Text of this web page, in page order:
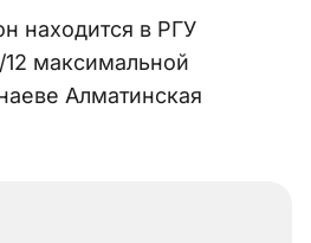
находится в РГУ
максимальной
Алматинская